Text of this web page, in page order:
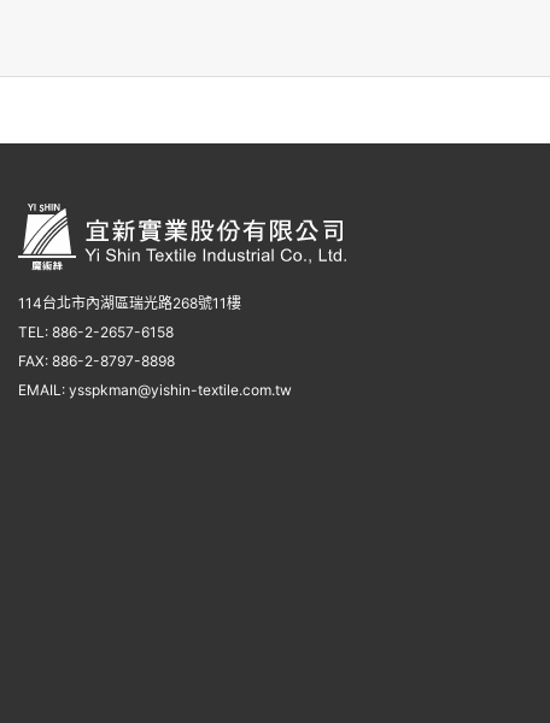
114台北市內湖區瑞光路268號11樓
TEL: 886-2-2657-6158
FAX: 886-2-8797-8898
EMAIL: ysspkman@yishin-textile.com.tw